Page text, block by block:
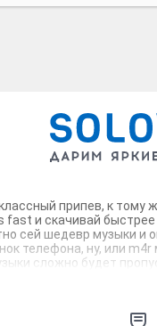
припев, к
и скачивай
сей шедевр музыки
телефона, ну, или
сложно будет